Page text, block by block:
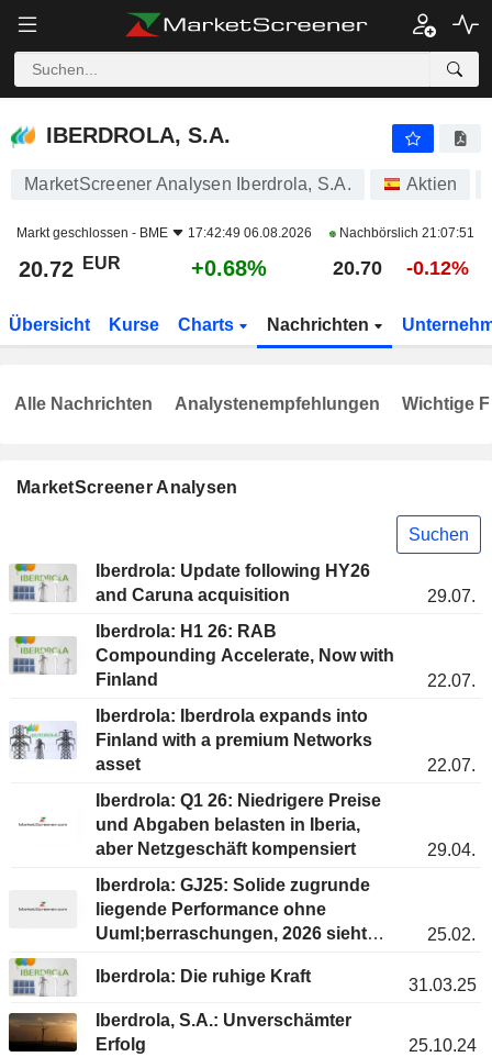
IBERDROLA, S.A.
IBERDROLA, S.A.
MarketScreener Analysen Iberdrola, S.A. Aktien
Markt geschlossen - BME 17:42:49 06.08.2026 Nachbörslich 21:07:51
20.72 EUR +0.68% 20.70 -0.12%
Übersicht Kurse Charts Nachrichten
MarketScreener Analysen
Suchen
Iberdrola: Update following HY26
and Caruna acquisition
29.07.
Iberdrola: H1 26: RAB
Compounding Accelerate, Now with
Finland
22.07.
Iberdrola: Iberdrola expands into
Finland with a premium Networks
asset
22.07.
Iberdrola: Q1 26: Niedrigere Preise
und Abgaben belasten in Iberia,
aber Netzgeschäft kompensiert
29.04.
Iberdrola: GJ25: Solide zugrunde
liegende Performance ohne
Uuml;berraschungen, 2026 sieht
25.02.
Iberdrola: Die ruhige Kraft
31.03.25
Iberdrola, S.A.: Unverschämter
Erfolg
25.10.24
Alle Nachrichten Analystenempfehlungen Wichtige